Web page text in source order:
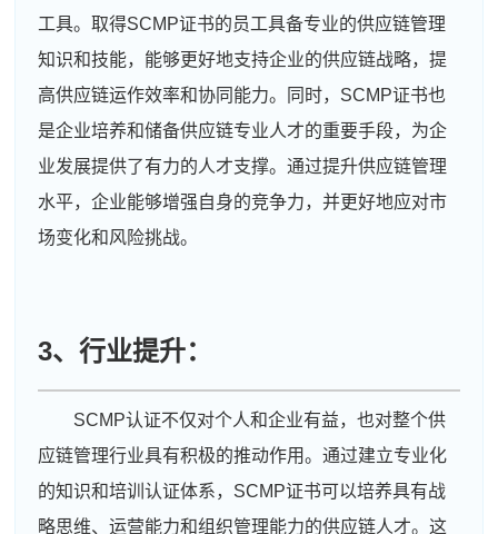
工具。取得SCMP证书的员工具备专业的供应链管理
知识和技能，能够更好地支持企业的供应链战略，提
高供应链运作效率和协同能力。同时，SCMP证书也
是企业培养和储备供应链专业人才的重要手段，为企
业发展提供了有力的人才支撑。通过提升供应链管理
水平，企业能够增强自身的竞争力，并更好地应对市
场变化和风险挑战。
3、行业提升：
SCMP认证不仅对个人和企业有益，也对整个供
应链管理行业具有积极的推动作用。通过建立专业化
的知识和培训认证体系，SCMP证书可以培养具有战
略思维、运营能力和组织管理能力的供应链人才。这